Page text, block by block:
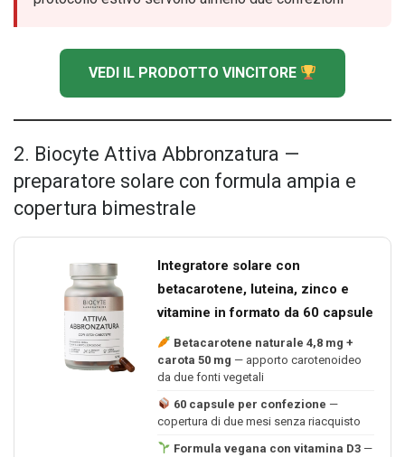
VEDI IL PRODOTTO VINCITORE
2. Biocyte Attiva Abbronzatura —
preparatore solare con formula ampia e
copertura bimestrale
Integratore solare con
betacarotene, luteina, zinco e
vitamine in formato da 60 capsule
Betacarotene naturale 4,8 mg +
carota 50 mg — apporto carotenoideo
da due fonti vegetali
60 capsule per confezione —
copertura di due mesi senza riacquisto
Formula vegana con vitamina D3—